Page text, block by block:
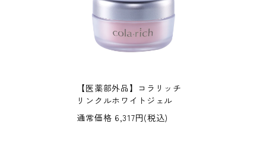
【医薬部外品】コラリッチ
リンクルホワイトジェル
通常価格 6,317円(税込)